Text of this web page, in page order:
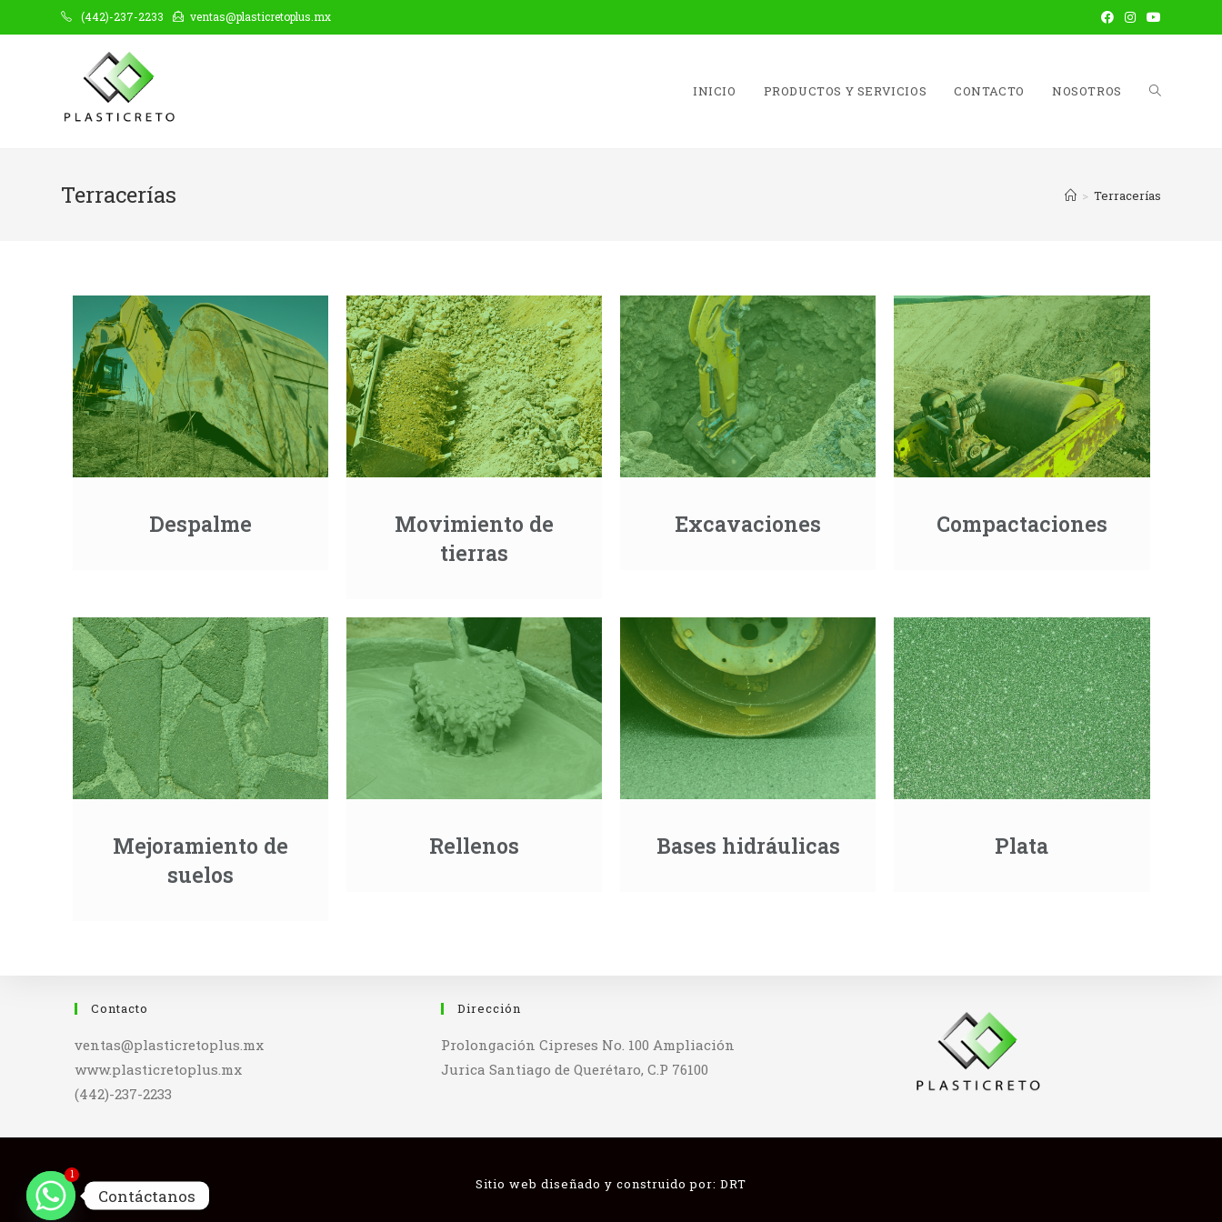
(442)-237-2233 ventas@plasticretoplus.mx
INICIO PRODUCTOS Y SERVICIOS CONTACTO NOSOTROS
Terracerías > Terracerías
Despalme
Movimiento de
tierras
Excavaciones Compactaciones
Mejoramiento de
suelos
Rellenos Bases hidráulicas Plata
Contacto
ventas@plasticretoplus.mx
www.plasticretoplus.mx
(442)-237-2233
Dirección
Prolongación Cipreses No. 100 Ampliación
Jurica Santiago de Querétaro, C.P 76100
Sitio web diseñado y construido por: DRT
1
Contáctanos